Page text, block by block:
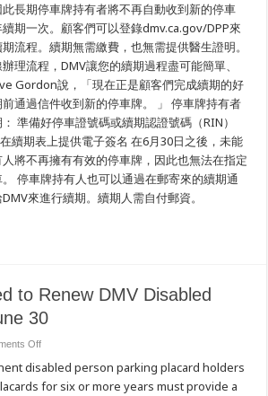
之
前
必
須
為
DMV
停
車
牌
續
期
長期停車牌持有者將不再自動收到新的停車
期一次。顧客們可以登錄dmv.ca.gov/DPP來
流程。續期無需繳費，也無需提供醫生證明。
理流程，DMV讓您的續期過程盡可能簡單、
Gordon說，「現在正是顧客們完成續期的好
通過信件收到新的停車牌。 」 停車牌持有者
準備好停車證號碼或續期認證號碼（RIN）
續期表上提供電子簽名 在6月30日之後，未能
將不再擁有有效的停車牌，因此也無法在指定
停車牌持有人也可以通過在郵寄來的續期通
來進行續期。續期人需自付郵資。
to Renew DMV Disabled
30
Offon
Required
to
Renew
disabled person parking placard holders
for six or more years must provide a